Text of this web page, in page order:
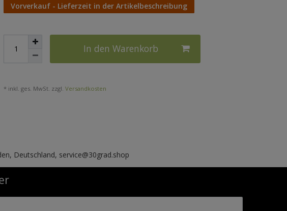
Vorverkauf - Lieferzeit in der Artikelbeschreibung
In den Warenkorb
* inkl. ges. MwSt. zzgl. Versandkosten
Deutschland, service@30grad.shop